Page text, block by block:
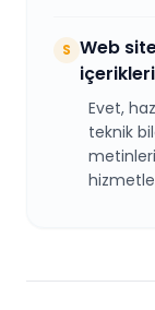
S Web
Evet,
teknik